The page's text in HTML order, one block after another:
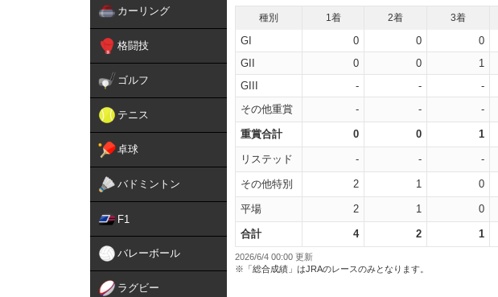
カーリング
格闘技
ゴルフ
テニス
卓球
バドミントン
F1
バレーボール
ラグビー
種別 1着 2着 3着
GI 0 0 0
GII
0 0 1
GIII
- - -
その他重賞
- - -
重賞合計 0 0 1
リステッド - - -
その他特別 2 1 0
平場 2 1 0
合計 4 2 1
2026/6/4 00:00 更新
※「総合成績」はJRAのレースのみとなります。